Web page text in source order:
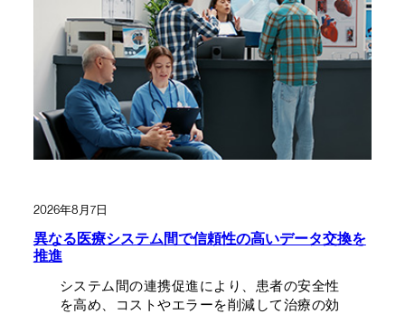
2026年8月7日
異なる医療システム間で信頼性の高いデータ交換を
推進
システム間の連携促進により、患者の安全性
を高め、コストやエラーを削減して治療の効